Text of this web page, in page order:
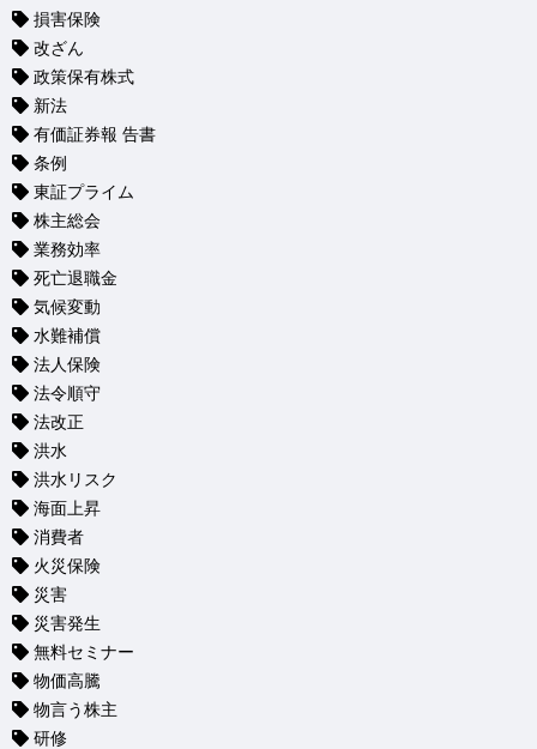
損害保険
改ざん
政策保有株式
新法
有価証券報 告書
条例
東証プライム
株主総会
業務効率
死亡退職金
気候変動
水難補償
法人保険
法令順守
法改正
洪水
洪水リスク
海面上昇
消費者
火災保険
災害
災害発生
無料セミナー
物価高騰
物言う株主
研修